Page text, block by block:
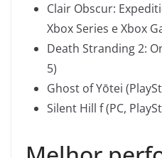
Clair Obscur:
Xbox Series e Xbox
Death Stranding 2:
5)
Ghost of Yōtei
Silent Hill f (PC,